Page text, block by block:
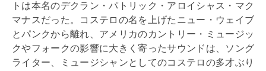
トは本名のデクラン・パトリック・アロイシャス・マク
マナスだった。コステロの名を上げたニュー・ウェイブ
とパンクから離れ、アメリカのカントリー・ミュージッ
クやフォークの影響に大きく寄ったサウンドは、ソング
ライター、ミュージシャンとしてのコステロの多才ぶり